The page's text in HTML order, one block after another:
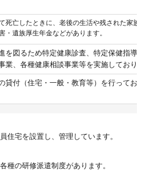
死亡したときに、老後の生活や残された家
・遺族厚生年金などがあります。
を図るため特定健康診査、特定保健指導
業、各種健康相談事業等を実施しており
貸付（住宅・一般・教育等）を行ってお
宅を設置し、管理しています。
の研修派遣制度があります。